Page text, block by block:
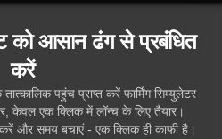
आसान ढंग से प्रबंधित
करें
पहुंच प्राप्त करें फार्मिंग सिम्युलेटर
केवल एक क्लिक में लॉन्च के लिए तैयार।
और समय बचाएं - एक क्लिक ही काफी है।